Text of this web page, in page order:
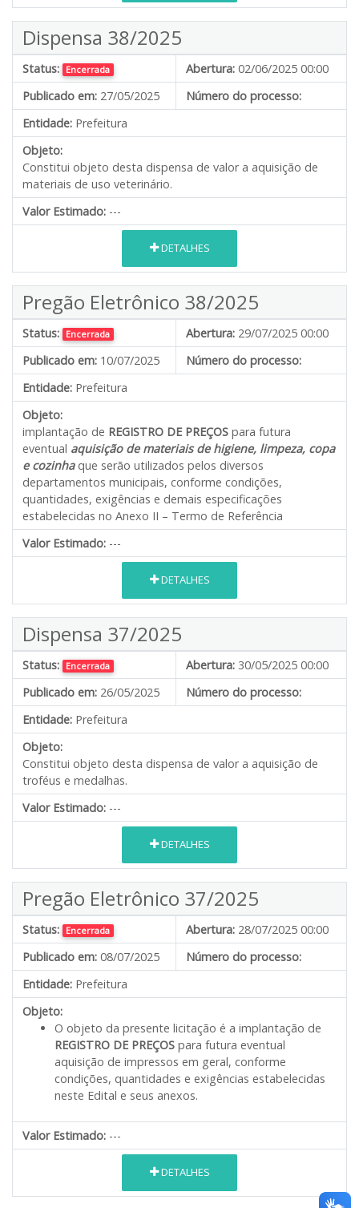
Dispensa 38/2025
Status: Encerrada Abertura: 02/06/2025 00:00
Publicado em: 27/05/2025
Número do processo:
Entidade: Prefeitura
Objeto:
Constitui objeto desta dispensa de valor a aquisição de
materiais de uso veterinário.
Valor Estimado: ---
DETALHES
Pregão Eletrônico 38/2025
Status: Encerrada Abertura: 29/07/2025 00:00
Publicado em: 10/07/2025
Número do processo:
Entidade: Prefeitura
Objeto:
implantação de REGISTRO DE PREÇOS para futura
eventual aquisição de materiais de higiene, limpeza, copa
e cozinha que serão utilizados pelos diversos
departamentos municipais, conforme condições,
quantidades, exigências e demais especificações
estabelecidas no Anexo II – Termo de Referência
Valor Estimado: ---
DETALHES
Dispensa 37/2025
Status: Encerrada Abertura: 30/05/2025 00:00
Publicado em: 26/05/2025
Número do processo:
Entidade: Prefeitura
Objeto:
Constitui objeto desta dispensa de valor a aquisição de
troféus e medalhas.
Valor Estimado: ---
DETALHES
Pregão Eletrônico 37/2025
Status: Encerrada Abertura: 28/07/2025 00:00
Publicado em: 08/07/2025
Número do processo:
Entidade: Prefeitura
Objeto:
O objeto da presente licitação é a implantação de
REGISTRO DE PREÇOS para futura eventual
aquisição de impressos em geral, conforme
condições, quantidades e exigências estabelecidas
neste Edital e seus anexos.
Valor Estimado: ---
DETALHES